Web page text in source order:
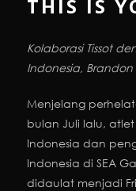
THIS IS
Kolaborasi Tissot
Indonesia,
Menjelang
bulan Juli lalu,
Indonesia dan
Indonesia di SEA
didaulat menjadi